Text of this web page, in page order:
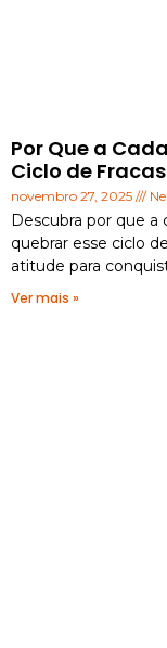
Por Que a
Ciclo de
novembro 27, 2025
Descubra por que a
quebrar esse ciclo
atitude para
Ver mais »